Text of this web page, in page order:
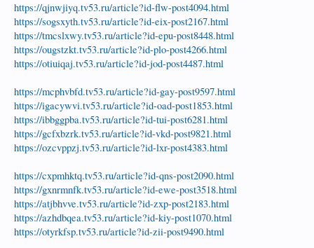
https://qjnwjiyq.tv53.ru/article?id-flw-post4094.html
https://sogsxyth.tv53.ru/article?id-eix-post2167.html
https://tmcslxwy.tv53.ru/article?id-epu-post8448.html
https://ougstzkt.tv53.ru/article?id-plo-post4266.html
https://otiuiqaj.tv53.ru/article?id-jod-post4487.html
https://mcphvbfd.tv53.ru/article?id-gay-post9597.html
https://igacywvi.tv53.ru/article?id-oad-post1853.html
https://ibbggpba.tv53.ru/article?id-tui-post6281.html
https://gcfxbzrk.tv53.ru/article?id-vkd-post9821.html
https://ozcvppzj.tv53.ru/article?id-lxr-post4383.html
https://cxpmhktq.tv53.ru/article?id-qns-post2090.html
https://gxnrmnfk.tv53.ru/article?id-ewe-post3518.html
https://atjbhvve.tv53.ru/article?id-zxp-post2183.html
https://azhdbqea.tv53.ru/article?id-kiy-post1070.html
https://otyrkfsp.tv53.ru/article?id-zii-post9490.html